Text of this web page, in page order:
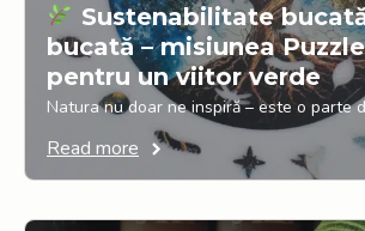
Sustenabilitate
bucată – misiunea
pentru un viitor verde
Natura nu doar ne inspiră – este o parte
Read more